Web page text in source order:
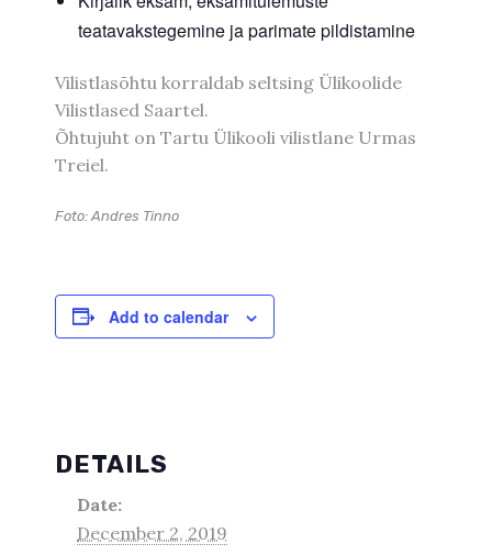
teatavakstegemine ja parimate pildistamine
Vilistlasõhtu korraldab seltsing Ülikoolide
Vilistlased Saartel.
Õhtujuht on Tartu Ülikooli vilistlane Urmas
Treiel.
Foto: Andres Tinno
Add to calendar
DETAILS
Date:
December 2, 2019